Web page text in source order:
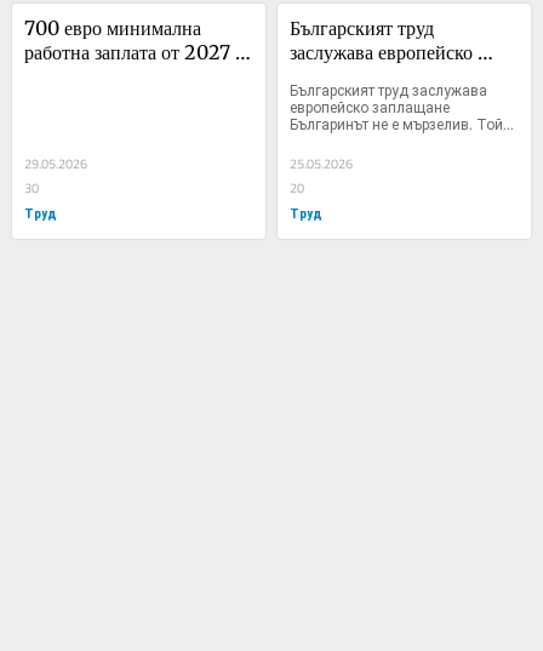
700 евро минимална
работна заплата от 2027
29.05.2026
30
Труд
Българският труд
заслужава европейско
Българският труд заслужава
европейско заплащане
Българинът не е мързелив. Той...
25.05.2026
20
Труд